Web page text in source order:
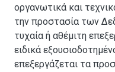
οργανωτικά και
την προστασία των
τυχαία ή αθέμιτη
ειδικά
επεξεργάζεται τα